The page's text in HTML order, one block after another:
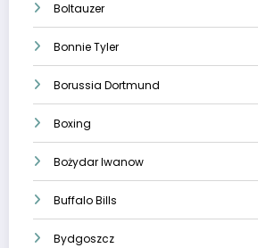
Boltauzer
Bonnie Tyler
Borussia Dortmund
Boxing
Bożydar Iwanow
Buffalo Bills
Bydgoszcz